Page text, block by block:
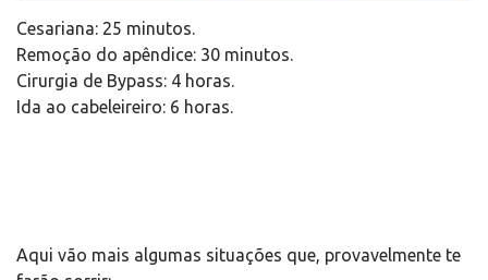
Cesariana: 25 minutos.
Remoção do apêndice: 30 minutos.
Cirurgia de Bypass: 4 horas.
Ida ao cabeleireiro: 6 horas.
Aqui vão mais algumas situações que, provavelmente te